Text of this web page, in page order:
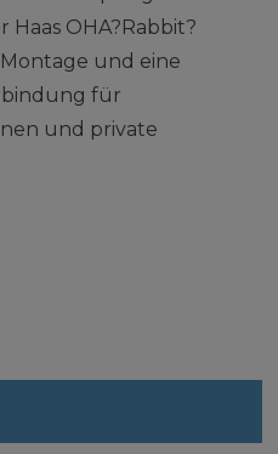
OHA?Rabbit?
und eine
für
und private